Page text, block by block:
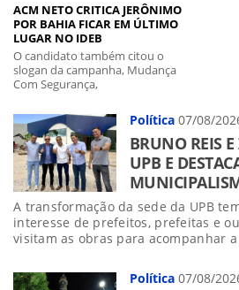
ACM NETO CRITICA JERÔNIMO
POR BAHIA FICAR EM ÚLTIMO
LUGAR NO IDEB
O candidato também citou o
slogan da campanha, Mudança
Com Segurança,
Política 07/08/
BRUNO REIS
UPB E
A transformação da sede da UPB
interesse de prefeitos, prefeitas e
visitam as obras para acompanhar
Política 07/08/